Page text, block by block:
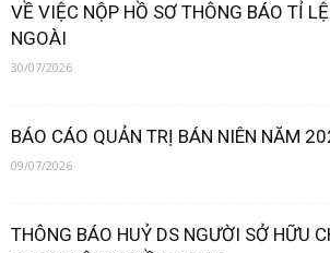
VỀ VIỆC NỘP HỒ SƠ THÔNG BÁO TỈ
NGOÀI
30/07/2026
BÁO CÁO QUẢN TRỊ BÁN NIÊN NĂM
09/07/2026
THÔNG BÁO HUỶ DS NGƯỜI SỞ HỮU